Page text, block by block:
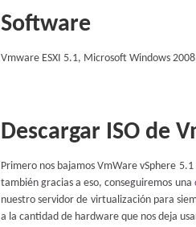
Software
Vmware ESXI 5.1, Microsoft Windows
Descargar ISO de
Primero nos bajamos VmWare vSphere
también gracias a eso, conseguiremos una
nuestro servidor de virtualización para
a la cantidad de hardware que nos deja